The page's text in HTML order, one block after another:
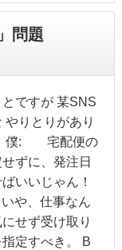
問題
ですが 某SNS
やりとりがあり
僕: 宅配便の
ずに、発注日
いいじゃん！
や、仕事なん
せず受け取り
定すべき。 B